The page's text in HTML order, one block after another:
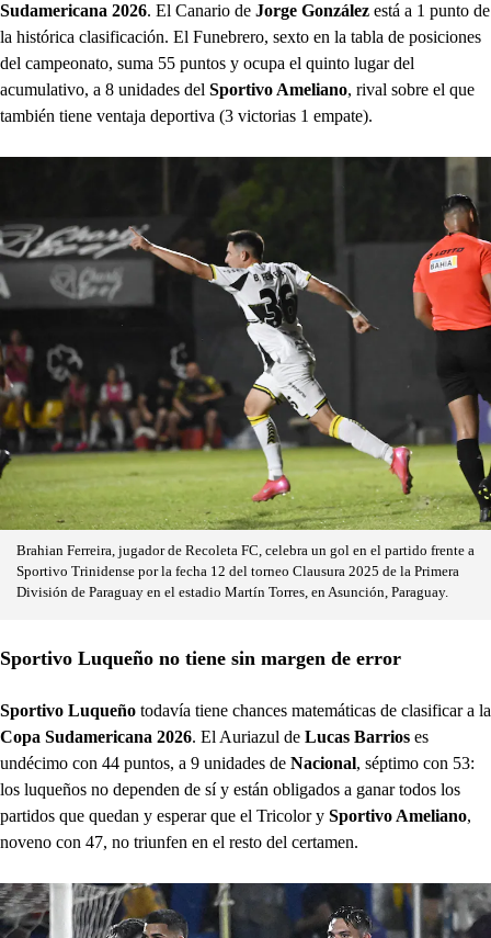
Sudamericana 2026. El Canario de Jorge González está a 1 punto de
la histórica clasificación. El Funebrero, sexto en la tabla de posiciones
del campeonato, suma 55 puntos y ocupa el quinto lugar del
acumulativo, a 8 unidades del Sportivo Ameliano, rival sobre el que
también tiene ventaja deportiva (3 victorias 1 empate).
Brahian Ferreira, jugador de Recoleta FC, celebra un gol en el partido frente a
Sportivo Trinidense por la fecha 12 del torneo Clausura 2025 de la Primera
División de Paraguay en el estadio Martín Torres, en Asunción, Paraguay.
Sportivo Luqueño no tiene sin margen de error
Sportivo Luqueño todavía tiene chances matemáticas de clasificar a la
Copa Sudamericana 2026. El Auriazul de Lucas Barrios es
undécimo con 44 puntos, a 9 unidades de Nacional, séptimo con 53:
los luqueños no dependen de sí y están obligados a ganar todos los
partidos que quedan y esperar que el Tricolor y Sportivo Ameliano,
noveno con 47, no triunfen en el resto del certamen.